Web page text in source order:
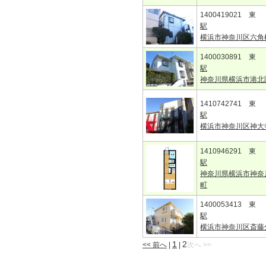
1400419021 東
駅
横浜市神奈川区六
1400030891 東
駅
神奈川県横浜市港
1410742741 東
駅
横浜市神奈川区神
1410946291 東
駅
神奈川県横浜市神
町
1400053413 東
駅
横浜市神奈川区斎藤
<< 前へ 1 2次へ >>